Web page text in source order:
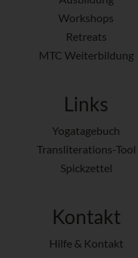
Workshops
Retreats
MTC Weiterbildung
Links
Yogatagebuch
Transliterations-Tool
Spickzettel
Kontakt
Hilfe & Kontakt